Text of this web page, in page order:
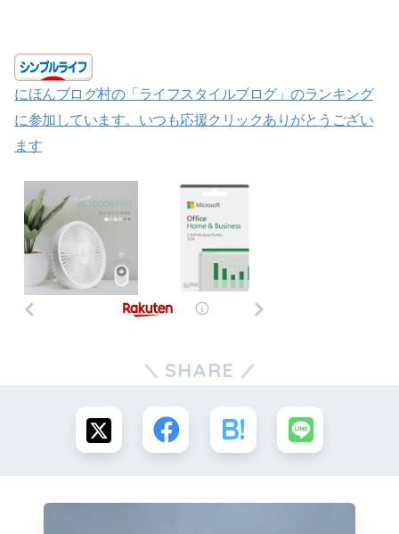
にほんブログ村の「ライフスタイルブログ」のランキング
に参加しています。いつも応援クリックありがとうござい
ます
SHARE